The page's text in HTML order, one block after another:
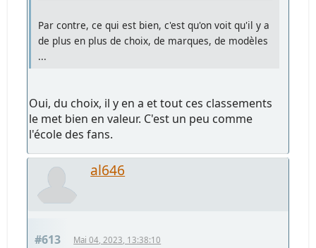
Par contre, ce qui est bien, c'est qu'on voit qu'il y a
de plus en plus de choix, de marques, de modèles
...
Oui, du choix, il y en a et tout ces classements
le met bien en valeur. C'est un peu comme
l'école des fans.
al646
#613 Mai 04, 2023, 13:38:10